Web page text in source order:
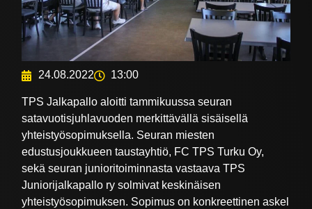
24.08.2022 13:00
TPS Jalkapallo aloitti tammikuussa seuran
satavuotisjuhlavuoden merkittävällä sisäisellä
yhteistyösopimuksella. Seuran miesten
edustusjoukkueen taustayhtiö, FC TPS Turku Oy,
sekä seuran junioritoiminnasta vastaava TPS
Juniorijalkapallo ry solmivat keskinäisen
yhteistyösopimuksen. Sopimus on konkreettinen askel